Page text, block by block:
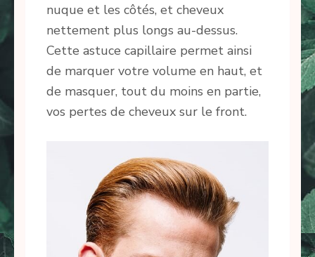
nuque et les côtés, et cheveux
nettement plus longs au-dessus.
Cette astuce capillaire permet ainsi
de marquer votre volume en haut, et
de masquer, tout du moins en partie,
vos pertes de cheveux sur le front.